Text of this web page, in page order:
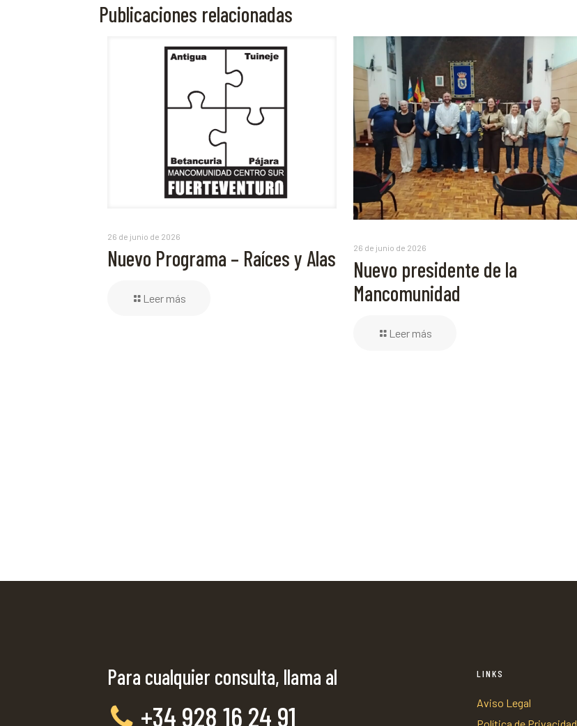
Publicaciones relacionadas
26 de junio de 2026
Nuevo Programa – Raíces y Alas
Leer más
26 de junio de 2026
Nuevo presidente de la
Mancomunidad
Leer más
Para cualquier consulta, llama al
+34 928 16 24 91
LINKS
Aviso Legal